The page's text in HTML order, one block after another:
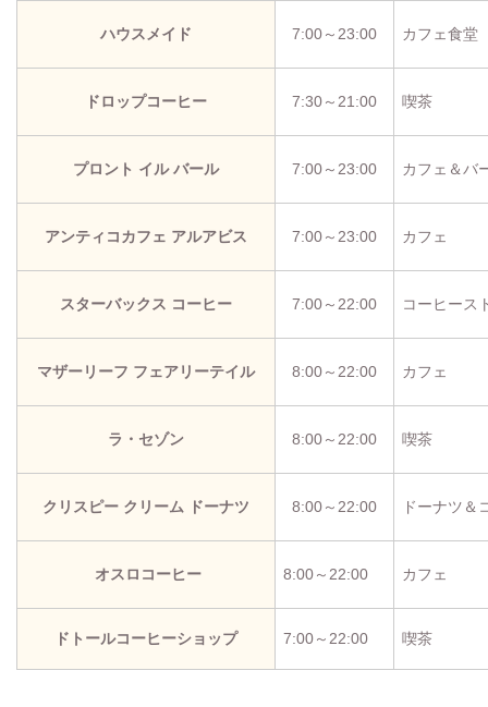
ハウスメイド 7:00～23:00 カフェ食堂
ドロップコーヒー 7:30～21:00 喫茶
プロント イル バール 7:00～23:00 カフェ＆バ
アンティコカフェ アルアビス 7:00～23:00 カフェ
スターバックス コーヒー 7:00～22:00 コーヒース
マザーリーフ フェアリーテイル 8:00～22:00 カフェ
ラ・セゾン 8:00～22:00 喫茶
クリスピー クリーム ドーナツ 8:00～22:00 ドーナツ＆
オスロコーヒー 8:00～22:00 カフェ
ドトールコーヒーショップ 7:00～22:00 喫茶